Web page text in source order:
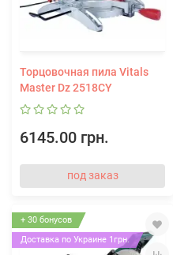
Торцовочная пила Vitals
Master Dz 2518CY
6145.00 грн.
под заказ
+ 30 бонусов
Доставка по Украине 1грн.